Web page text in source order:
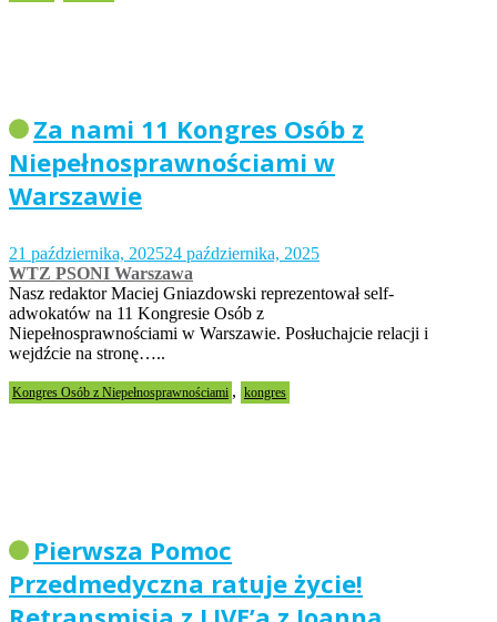
Za nami 11 Kongres Osób z
Niepełnosprawnościami w
Warszawie
21 października, 202524 października, 2025
WTZ PSONI Warszawa
Nasz redaktor Maciej Gniazdowski reprezentował self-
adwokatów na 11 Kongresie Osób z
Niepełnosprawnościami w Warszawie. Posłuchajcie relacji i
wejdźcie na stronę…..
Kongres Osób z Niepełnosprawnościami , kongres
Pierwsza Pomoc
Przedmedyczna ratuje życie!